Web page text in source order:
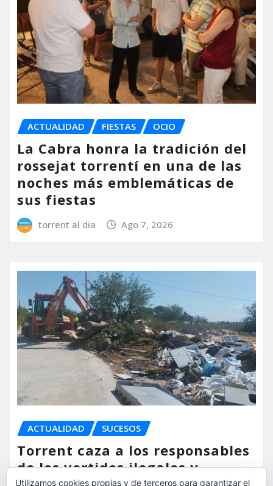
ACTUALIDAD FIESTAS OCIO
La Cabra honra la tradición del
rossejat torrentí en una de las
noches más emblemáticas de
sus fiestas
torrent al dia Ago 7, 2026
ACTUALIDAD SUCESOS
Torrent caza a los responsables
de los vertidos ilegales y
Utilizamos cookies propias y de terceros para garantizar el